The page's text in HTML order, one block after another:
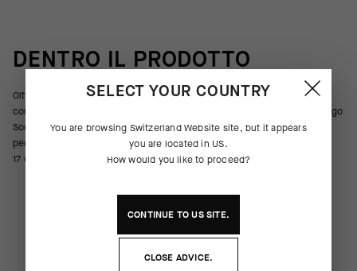
DENTRO IL PRODOTTO
Oltre a far respirare la pelle, eliminare gli odori e offrire una leggera
compressione lungo il metatarso, l’arco plantare e la caviglia, i calzini Ego
Socks ti permettono di esprimere il tuo messaggio al mondo ad ogni
pedalata. Ciascun paio ne include due con la stessa lettera. L’altezza di
17 cm garantisce la massima visibilità della scritta.
SELECT YOUR COUNTRY
You are browsing Switzerland Website site, but it appears
you are located in US.
How would you like to proceed?
CONTINUE TOUSSITE.
CLOSE ADVICE.